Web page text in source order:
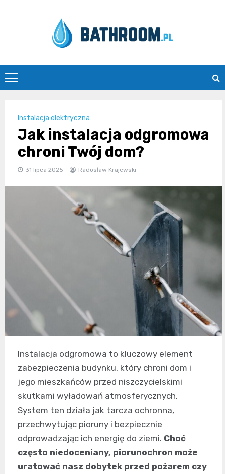
Bathroom.pl
Instalacja elektryczna
Jak instalacja odgromowa
chroni Twój dom?
31 lipca 2025 Radosław Krajewski
Instalacja odgromowa to kluczowy element
zabezpieczenia budynku, który chroni dom i
jego mieszkańców przed niszczycielskimi
skutkami wyładowań atmosferycznych.
System ten działa jak tarcza ochronna,
przechwytując pioruny i bezpiecznie
odprowadzając ich energię do ziemi. Choć
często niedoceniany, piorunochron może
uratować nasz dobytek przed pożarem czy